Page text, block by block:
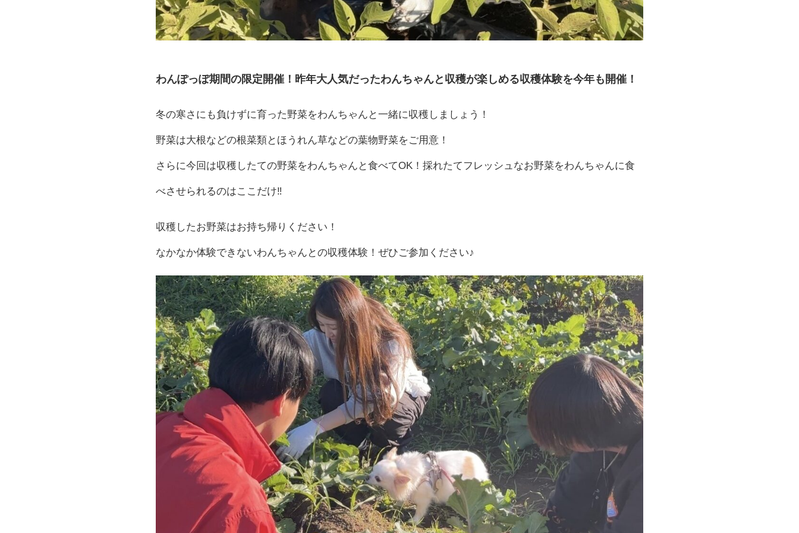
わんぽっぽ期間の限定開催！昨年大人気だったわんちゃんと収穫が楽しめる収穫体験を今年も開催！
冬の寒さにも負けずに育った野菜をわんちゃんと一緒に収穫しましょう！
野菜は大根などの根菜類とほうれん草などの葉物野菜をご用意！
さらに今回は収穫したての野菜をわんちゃんと食べてOK！採れたてフレッシュなお野菜をわんちゃんに食
べさせられるのはここだけ‼
収穫したお野菜はお持ち帰りください！
なかなか体験できないわんちゃんとの収穫体験！ぜひご参加ください♪